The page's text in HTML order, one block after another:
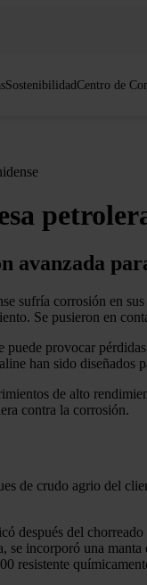
SostenibilidadCentro de
avanzada
sufría corrosión en
Se pusieron en
provocar
han sido diseñados
de alto
contra la corrosión.
de crudo agrio del
después del
se incorporó una
resistente